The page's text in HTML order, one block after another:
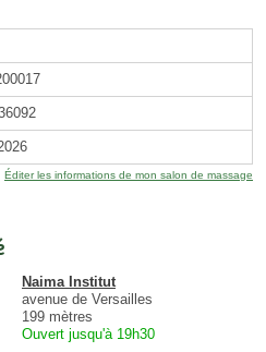
Éditer les informations de mon salon de massage
Naima Institut
avenue de Versailles
199 mètres
Ouvert jusqu'à 19h30